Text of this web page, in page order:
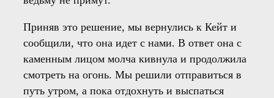
Приняв это решение, мы вернулись к Кейт и
сообщили, что она идет с нами. В ответ она с
каменным лицом молча кивнула и продолжила
смотреть на огонь. Мы решили отправиться в
путь утром, а пока отдохнуть и выспаться